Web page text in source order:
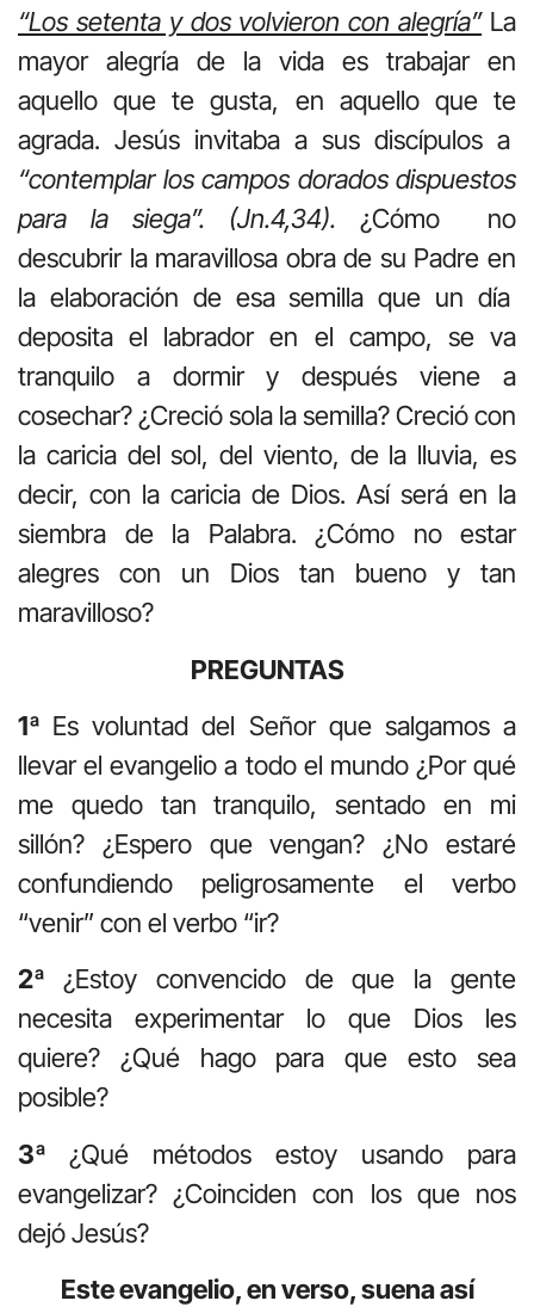
“Los setenta y dos volvieron con alegría”La
mayor alegría de la vida es trabajar en
aquello que te gusta, en aquello que te
agrada. Jesús invitaba a sus discípulos a
“contemplar los campos dorados dispuestos
para la siega”. (Jn.4,34). ¿Cómo no
descubrir la maravillosa obra de su Padre en
la elaboración de esa semilla que un día
deposita el labrador en el campo, se va
tranquilo a dormir y después viene a
cosechar? ¿Creció sola la semilla? Creció con
la caricia del sol, del viento, de la lluvia, es
decir, con la caricia de Dios. Así será en la
siembra de la Palabra. ¿Cómo no estar
alegres con un Dios tan bueno y tan
maravilloso?
PREGUNTAS
1ª Es voluntad del Señor que salgamos a
llevar el evangelio a todo el mundo ¿Por qué
me quedo tan tranquilo, sentado en mi
sillón? ¿Espero que vengan? ¿No estaré
confundiendo peligrosamente el verbo
“venir” con el verbo “ir?
2ª ¿Estoy convencido de que la gente
necesita experimentar lo que Dios les
quiere? ¿Qué hago para que esto sea
posible?
3ª ¿Qué métodos estoy usando para
evangelizar? ¿Coinciden con los que nos
dejó Jesús?
Este evangelio, en verso, suena así